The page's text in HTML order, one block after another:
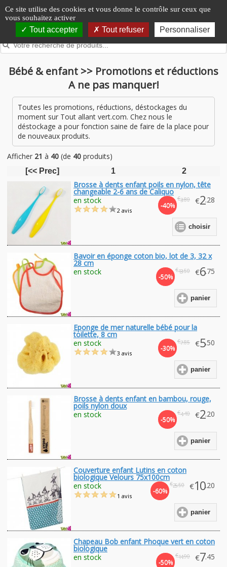
Panneau de gestion des cookies
Ce site utilise des cookies et vous donne le contrôle sur ceux que
vous souhaitez activer
Tout accepter Tout refuser Personnaliser
Bébé & enfant >> Promotions et réductions
A ne pas manquer!
Toutes les promotions, réductions, déstockages du
moment sur Tout allant vert.com. Chez nous le
déstockage a pour fonction saine de faire de la place pour
de nouveaux produits.
Afficher 21 à 40 (de 40 produits)
[<< Prec] 1 2
Brosse à dents enfant poils en nylon, tête
changeable 2-6 ans de Caliquo
-40%
€3.80 €2.28
en stock
choisir
2 avis
Bavoir en éponge coton bio, lot de 3, 32 x
28 cm
-50%
€13.50 €6.75
en stock
panier
Eponge de mer naturelle bébé pour la
toilette, 8 cm
-30%
€7.85 €5.50
en stock
panier
3 avis
Brosse à dents enfant en bambou, rouge,
poils nylon doux
-50%
€4.40 €2.20
en stock
panier
Couverture enfant Lutins en coton
biologique Velours 75x100cm
-60%
€25.50 €10.20
en stock
panier
1 avis
Chapeau Bob enfant Phoque vert en coton
biologique
-50%
€14.90 €7.45
en stock